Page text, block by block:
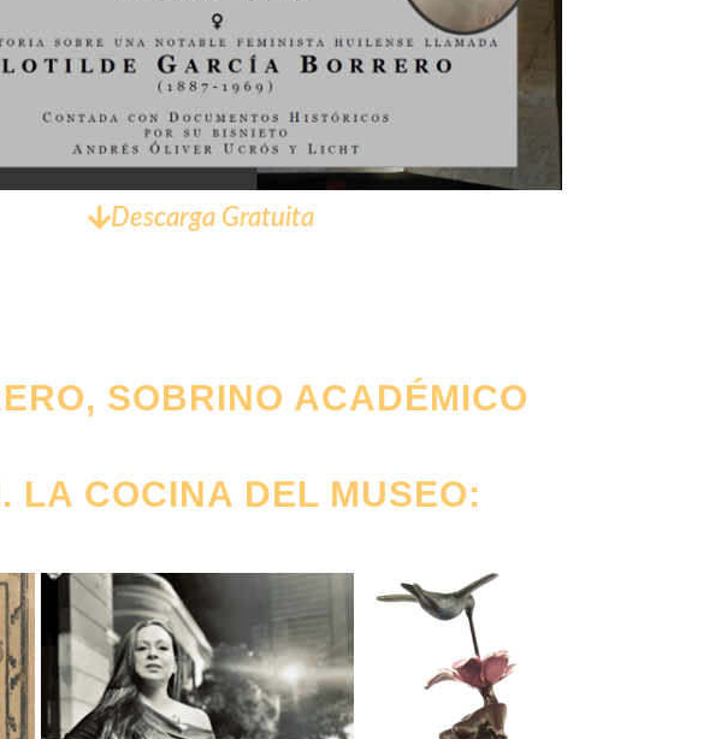
Descarga Gratuita
SOBRINO ACADÉMICO
LA COCINA DEL MUSEO: